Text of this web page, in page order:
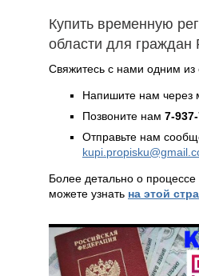
Купить временную
области для
Свяжитесь с нами одним
Напишите нам через
Позвоните нам 7-
Отправьте нам
Более детально о
можете узнать на этой